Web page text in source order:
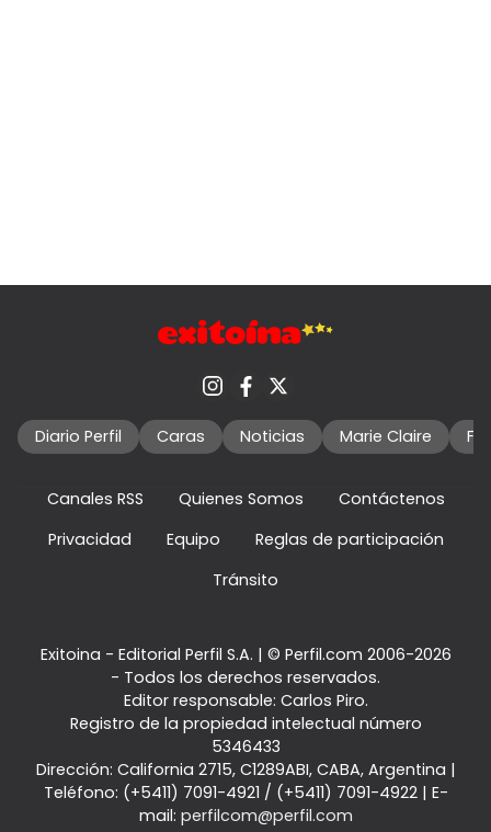
Diario Perfil Caras Noticias Marie Claire
Canales RSS Quienes Somos
Contáctenos
Privacidad
Equipo
Reglas de participación
Tránsito
Exitoina - Editorial Perfil S.A. | © Perfil.com 2006-2026
- Todos los derechos reservados.
Editor responsable: Carlos Piro.
Registro de la propiedad intelectual número
5346433
Dirección: California 2715, C1289ABI, CABA, Argentina |
Teléfono: (+5411) 7091-4921 / (+5411) 7091-4922| E-
mail: perfilcom@perfil.com